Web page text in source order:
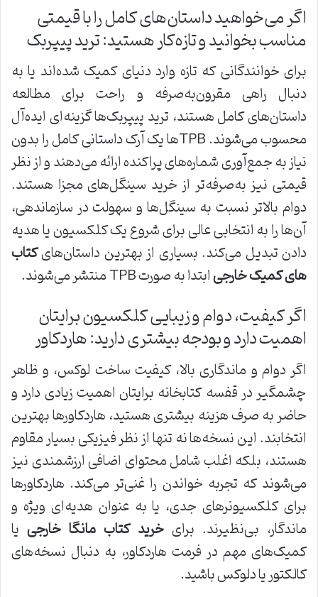
اگر می‌خواهید داستان‌های کامل را با قیمتی
مناسب بخوانید و تازه‌کار هستید: ترید پیپربک
برای خوانندگانی که تازه وارد دنیای کمیک شده‌اند یا به
دنبال راهی مقرون‌به‌صرفه و راحت برای مطالعه
داستان‌های کامل هستند، ترید پیپربک‌ها گزینه‌ای ایده‌آل
محسوب می‌شوند. TPBها یک آرک داستانی کامل را بدون
نیاز به جمع‌آوری شماره‌های پراکنده ارائه می‌دهند و از نظر
قیمتی نیز به‌صرفه‌تر از خرید سینگل‌های مجزا هستند.
دوام بالاتر نسبت به سینگل‌ها و سهولت در سازماندهی،
آن‌ها را به انتخابی عالی برای شروع یک کلکسیون یا هدیه
دادن تبدیل می‌کند. بسیاری از بهترین داستان‌هایکتاب
های کمیک خارجیابتدا به صورت TPB منتشر می‌شوند.
اگر کیفیت، دوام و زیبایی کلکسیون برایتان
اهمیت دارد و بودجه بیشتری دارید: هاردکاور
اگر دوام و ماندگاری بالا، کیفیت ساخت لوکس، و ظاهر
چشمگیر در قفسه کتابخانه برایتان اهمیت زیادی دارد و
حاضر به صرف هزینه بیشتری هستید، هاردکاورها بهترین
انتخابند. این نسخه‌ها نه تنها از نظر فیزیکی بسیار مقاوم
هستند، بلکه اغلب شامل محتوای اضافی ارزشمندی نیز
می‌شوند که تجربه خواندن را غنی‌تر می‌کند. هاردکاورها
برای کلکسیونرهای جدی، یا به عنوان هدیه‌ای ویژه و
ماندگار، بی‌نظیرند. برای خرید کتاب مانگا خارجی یا
کمیک‌های مهم در فرمت هاردکاور، به دنبال نسخه‌های
کالکتور یا دلوکس باشید.